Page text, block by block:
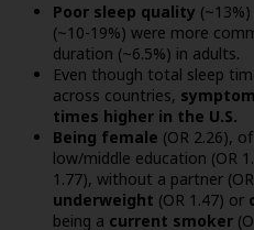
Poor sleep quality
(~10-19%) were more
duration (~6.5%) in adults.
Even though total sleep
across countries,
times higher in the U.S.
Being female (OR 2.26),
low/middle education (OR
1.77), without a partner
underweight (OR 1.47) or
being a current smoker